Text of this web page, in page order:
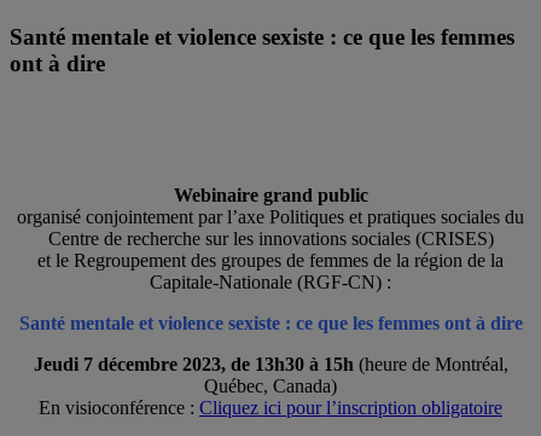
Santé mentale et violence sexiste : ce que les femmes
ont à dire
Webinaire grand public
organisé conjointement par l’axe Politiques et pratiques sociales du
Centre de recherche sur les innovations sociales (CRISES)
et le Regroupement des groupes de femmes de la région de la
Capitale-Nationale (RGF-CN) :
Santé mentale et violence sexiste : ce que les femmes ont à dire
Jeudi 7 décembre 2023, de 13h30 à 15h (heure de Montréal,
Québec, Canada)
En visioconférence : Cliquez ici pour l’inscription obligatoire